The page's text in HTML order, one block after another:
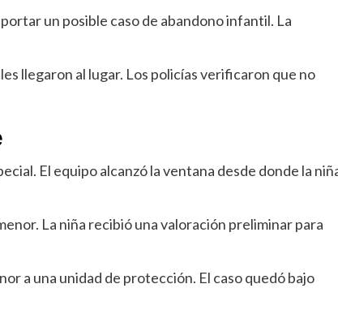
un posible caso de abandono infantil. La
llegaron al lugar. Los policías verificaron que no
El equipo alcanzó la ventana desde donde la
La niña recibió una valoración preliminar para
a una unidad de protección. El caso quedó bajo